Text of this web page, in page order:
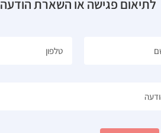
לתיאום פגישה או השארת הודעה